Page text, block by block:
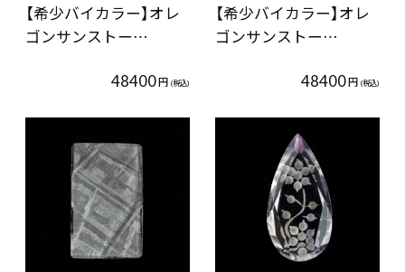
【希少バイカラー】オレ
ゴンサンストー…
48400円 (税込)
【希少バイカラー】オレ
ゴンサンストー…
48400円 (税込)